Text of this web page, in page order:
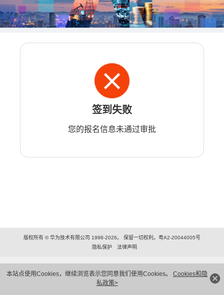
本站点使用Cookies，继续浏览表示您同意我们使用Cookies。 Cookies和隐
私政策>
签到失败
您的报名信息未通过审批
版权所有 © 华为技术有限公司 1998-2026。 保留一切权利。粤A2-20044005号
隐私保护
法律声明